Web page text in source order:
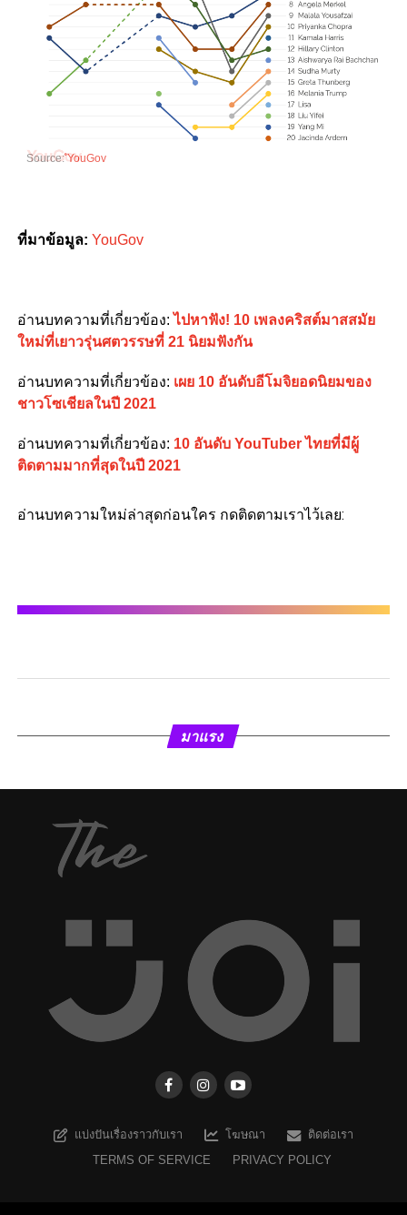
Source:ํYouGov
ที่มาข้อมูล: YouGov
อ่านบทความที่เกี่ยวข้อง:ไปหาฟัง! 10 เพลงคริสต์มาสสมัย
ใหม่ที่เยาวรุ่นศตวรรษที่ 21 นิยมฟังกัน
อ่านบทความที่เกี่ยวข้อง: เผย 10 อันดับอีโมจิยอดนิยมของ
ชาวโซเชียลในปี 2021
อ่านบทความที่เกี่ยวข้อง: 10 อันดับ YouTuber ไทยที่มีผู้
ติดตามมากที่สุดในปี 2021
อ่านบทความใหม่ล่าสุดก่อนใคร กดติดตามเราไว้เลย:
มาแรง
แบ่งปันเรื่องราวกับเรา โฆษณา
ติดต่อเรา
TERMS OF SERVICE
PRIVACY POLICY